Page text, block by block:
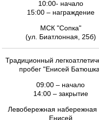
10:00- начало
15:00 – награждение
МСК "Сопка"
(ул. Биатлонная, 25б)
Традиционный
пробег "Енисей
09:00 – начало
14:00 – закрытие
Левобережная набережная
Енисей